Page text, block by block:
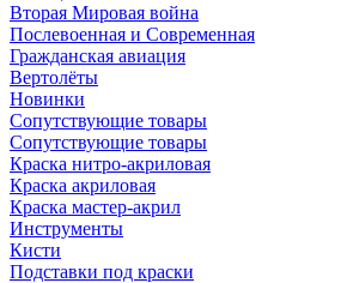
Вторая Мировая война
Послевоенная и Современная
Гражданская авиация
Вертолёты
Новинки
Сопутствующие товары
Сопутствующие товары
Краска нитро-акриловая
Краска акриловая
Краска мастер-акрил
Инструменты
Кисти
Подставки под краски